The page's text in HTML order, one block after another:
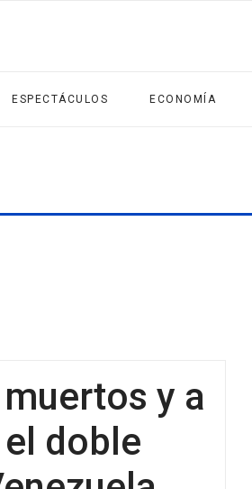
ESPECTÁCULOS ECONOMÍA
y a
doble